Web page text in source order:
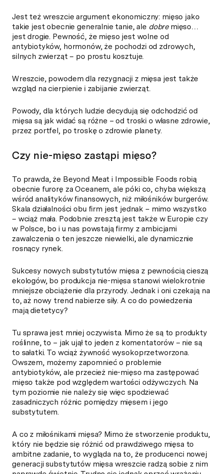
Jest też wreszcie argument ekonomiczny: mięso jako
takie jest obecnie generalnie tanie, ale dobremięso…
jest drogie. Pewność, że mięso jest wolne od
antybiotyków, hormonów, że pochodzi od zdrowych,
silnych zwierząt – po prostu kosztuje.
Wreszcie, powodem dla rezygnacji z mięsa jest także
wzgląd na cierpienie i zabijanie zwierząt.
Powody, dla których ludzie decydują się odchodzić od
mięsa są jak widać są różne – od troski o własne zdrowie,
przez portfel, po troskę o zdrowie planety.
Czy nie-mięso zastąpi mięso?
To prawda, że Beyond Meat i Impossible Foods robią
obecnie furorę za Oceanem, ale póki co, chyba większą
wśród analityków finansowych, niż miłośników burgerów.
Skala działalności obu firm jest jednak – mimo wszystko
– wciąż mała. Podobnie zresztą jest także w Europie czy
w Polsce, bo i u nas powstają firmy z ambicjami
zawalczenia o ten jeszcze niewielki, ale dynamicznie
rosnący rynek.
Sukcesy nowych substytutów mięsa z pewnością cieszą
ekologów, bo produkcja nie-mięsa stanowi wielokrotnie
mniejsze obciążenie dla przyrody. Jednak i oni czekają na
to, aż nowy trend nabierze siły. A co do powiedzenia
mają dietetycy?
Tu sprawa jest mniej oczywista. Mimo że są to produkty
roślinne, to – jak ujął to jeden z komentatorów – nie są
to sałatki. To wciąż żywność wysokoprzetworzona.
Owszem, możemy zapomnieć o problemie
antybiotyków, ale przecież nie-mięso ma zastępować
mięso także pod względem wartości odżywczych. Na
tym poziomie nie należy się więc spodziewać
zasadniczych różnic pomiędzy mięsem i jego
substytutem.
A co z miłośnikami mięsa? Mimo że stworzenie produktu,
który nie będzie się różnić od prawdziwego mięsa to
ambitne zadanie, to wygląda na to, że producenci nowej
generacji substytutów mięsa wreszcie radzą sobie z nim